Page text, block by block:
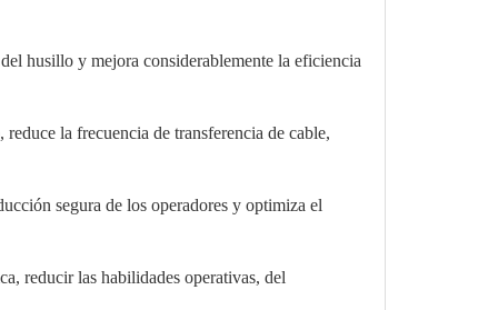
husillo y mejora considerablemente la eficiencia
la frecuencia de transferencia de cable,
segura de los operadores y optimiza el
reducir las habilidades operativas, del